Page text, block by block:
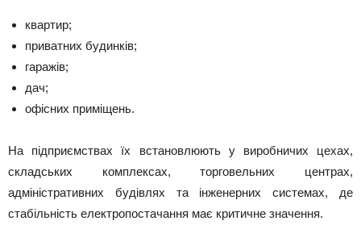
квартир;
приватних будинків;
гаражів;
дач;
офісних приміщень.
На підприємствах їх встановлюють у виробничих цехах,
складських комплексах, торговельних центрах,
адміністративних будівлях та інженерних системах, де
стабільність електропостачання має критичне значення.